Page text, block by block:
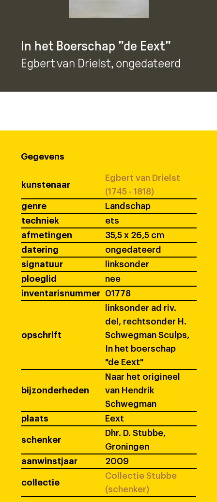
In het Boerschap "de Eext"
Egbert van Drielst, ongedateerd
Gegevens
kunstenaar
Egbert van Drielst
(1745 - 1818)
genre
Landschap
techniek
ets
afmetingen
35,5 x 26,5 cm
datering
ongedateerd
signatuur
linksonder
ploeglid
nee
inventarisnummer
01778
opschrift
linksonder ad riv.
del, rechtsonder H.
Schwegman Sculps,
In het boerschap
"de Eext"
bijzonderheden
Naar het origineel
van Hendrik
Schwegman
plaats
Eext
schenker
Dhr. D. Stubbe,
Groningen
aanwinstjaar
2009
collectie
Collectie Stubbe
(schenker)